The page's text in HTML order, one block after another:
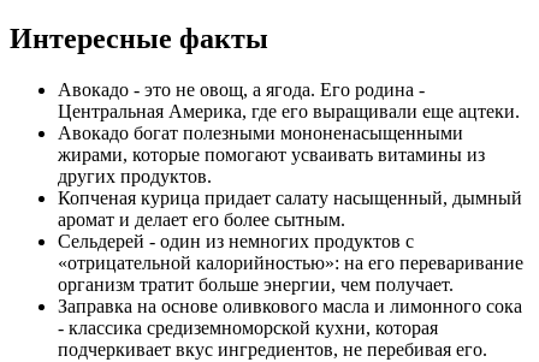
Интересные факты
Авокадо - это не овощ, а ягода. Его родина -
Центральная Америка, где его выращивали еще ацтеки.
Авокадо богат полезными мононенасыщенными
жирами, которые помогают усваивать витамины из
других продуктов.
Копченая курица придает салату насыщенный, дымный
аромат и делает его более сытным.
Сельдерей - один из немногих продуктов с
«отрицательной калорийностью»: на его переваривание
организм тратит больше энергии, чем получает.
Заправка на основе оливкового масла и лимонного сока
- классика средиземноморской кухни, которая
подчеркивает вкус ингредиентов, не перебивая его.